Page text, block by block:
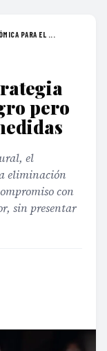
PARA EL ...
pero
el
eliminación
con
sin presentar